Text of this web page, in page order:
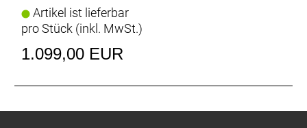
Artikel ist lieferbar
pro Stück (inkl. MwSt.)
1.099,00 EUR